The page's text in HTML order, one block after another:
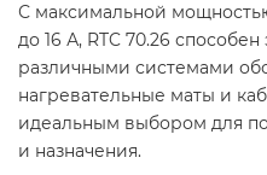
С максимальной
до 16 А, RTC 70.26
различными системами
нагревательные маты и
идеальным выбором для
и назначения.​